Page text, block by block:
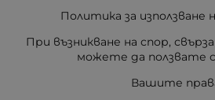
Политика за използване
При възникване на спор,
можете да ползвате
Вашите